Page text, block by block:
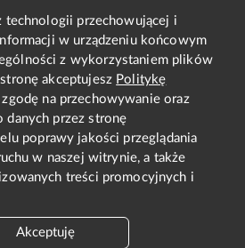
technologii przechowującej i
w urządzeniu końcowym
z wykorzystaniem plików
akceptujesz Politykę
na przechowywanie oraz
danych przez stronę
poprawy jakości przeglądania
w naszej witrynie, a także
treści promocyjnych i
Akceptuję